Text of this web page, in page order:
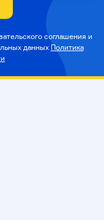
соглашения и
данных Политика